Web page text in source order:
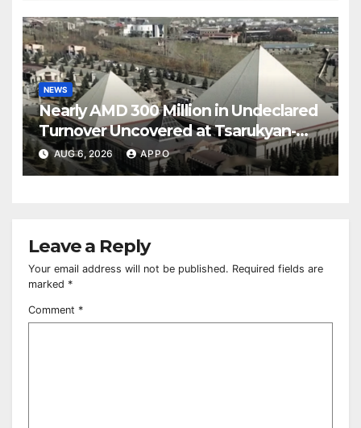
NEWS
Nearly AMD 300 Million in Undeclared
Turnover Uncovered at Tsarukyan-
Owned Entertainment Center
AUG 6, 2026 APPO
Leave a Reply
Your email address will not be published. Required fields are
marked *
Comment *